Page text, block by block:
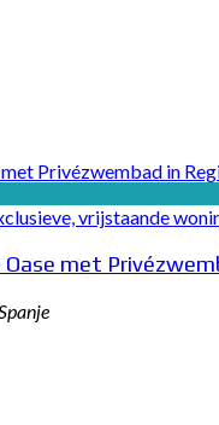
vrijstaande
met